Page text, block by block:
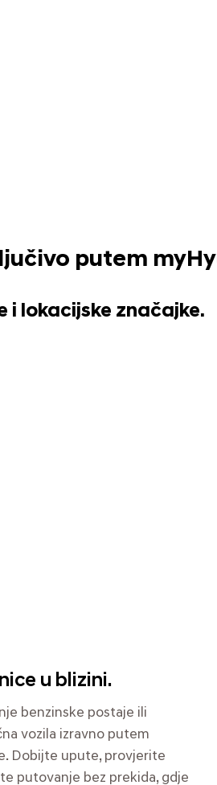
putem
i lokacijske značajke.
u blizini.
benzinske postaje ili
vozila izravno putem
Dobijte upute, provjerite
putovanje bez prekida, gdje